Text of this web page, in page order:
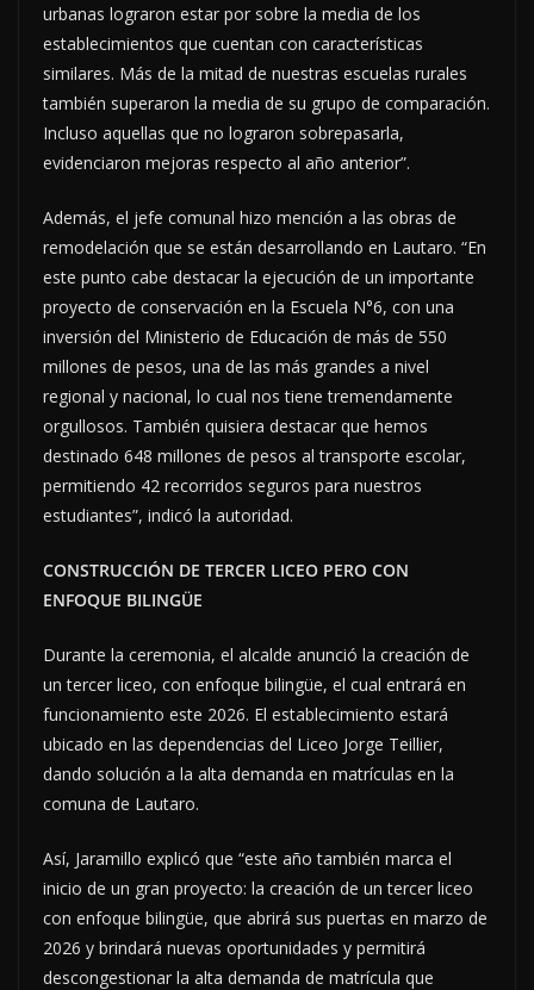
urbanas lograron estar por sobre la media de los
establecimientos que cuentan con características
similares. Más de la mitad de nuestras escuelas rurales
también superaron la media de su grupo de comparación.
Incluso aquellas que no lograron sobrepasarla,
evidenciaron mejoras respecto al año anterior”.
Además, el jefe comunal hizo mención a las obras de
remodelación que se están desarrollando en Lautaro. “En
este punto cabe destacar la ejecución de un importante
proyecto de conservación en la Escuela N°6, con una
inversión del Ministerio de Educación de más de 550
millones de pesos, una de las más grandes a nivel
regional y nacional, lo cual nos tiene tremendamente
orgullosos. También quisiera destacar que hemos
destinado 648 millones de pesos al transporte escolar,
permitiendo 42 recorridos seguros para nuestros
estudiantes”, indicó la autoridad.
CONSTRUCCIÓN DE TERCER LICEO PERO CON
ENFOQUE BILINGÜE
Durante la ceremonia, el alcalde anunció la creación de
un tercer liceo, con enfoque bilingüe, el cual entrará en
funcionamiento este 2026. El establecimiento estará
ubicado en las dependencias del Liceo Jorge Teillier,
dando solución a la alta demanda en matrículas en la
comuna de Lautaro.
Así, Jaramillo explicó que “este año también marca el
inicio de un gran proyecto: la creación de un tercer liceo
con enfoque bilingüe, que abrirá sus puertas en marzo de
2026 y brindará nuevas oportunidades y permitirá
descongestionar la alta demanda de matrícula que